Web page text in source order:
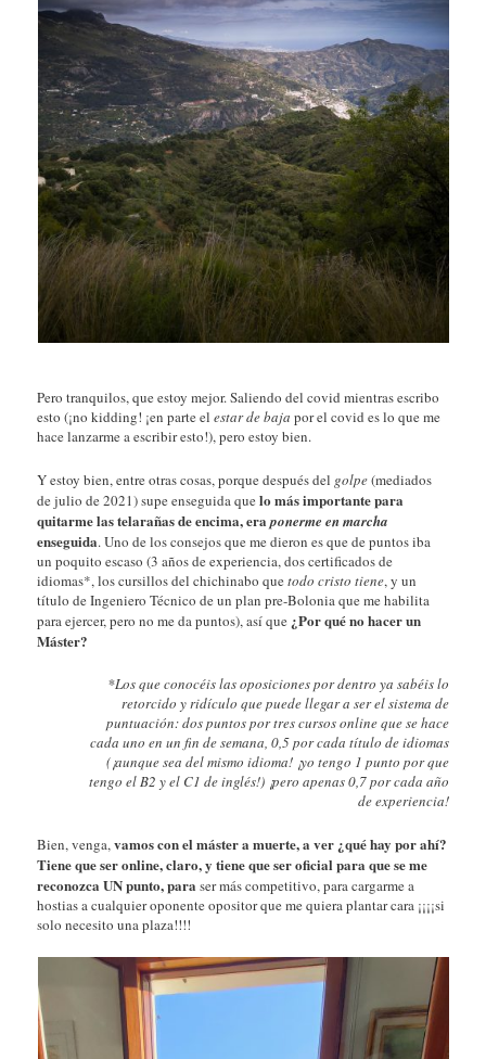
Pero tranquilos, que estoy mejor. Saliendo del covid mientras escribo
esto (¡no kidding! ¡en parte elestar de baja por el covid es lo que me
hace lanzarme a escribir esto!), pero estoy bien.
Y estoy bien, entre otras cosas, porque después del golpe(mediados
de julio de 2021) supe enseguida quelo más importante para
quitarme las telarañas de encima, eraponerme en marcha
enseguida. Uno de los consejos que me dieron es que de puntos iba
un poquito escaso (3 años de experiencia, dos certificados de
idiomas*, los cursillos del chichinabo quetodo cristo tiene, y un
título de Ingeniero Técnico de un plan pre-Bolonia que me habilita
para ejercer, pero no me da puntos), así que ¿Por qué no hacer un
Máster?
*Los que conocéis las oposiciones por dentro ya sabéis lo
retorcido y ridículo que puede llegar a ser el sistema de
puntuación: dos puntos por tres cursos online que se hace
cada uno en un fin de semana, 0,5 por cada título de idiomas
(¡aunque sea del mismo idioma! ¡yo tengo 1 punto por que
tengo el B2 y el C1 de inglés!) ¡pero apenas 0,7 por cada año
de experiencia!
Bien, venga,vamos con el máster a muerte, a ver ¿qué hay por ahí?
Tiene que ser online, claro, y tiene que ser oficial para que se me
reconozca UN punto, paraser más competitivo, para cargarme a
hostias a cualquier oponente opositor que me quiera plantar cara ¡¡¡¡si
solo necesito una plaza!!!!